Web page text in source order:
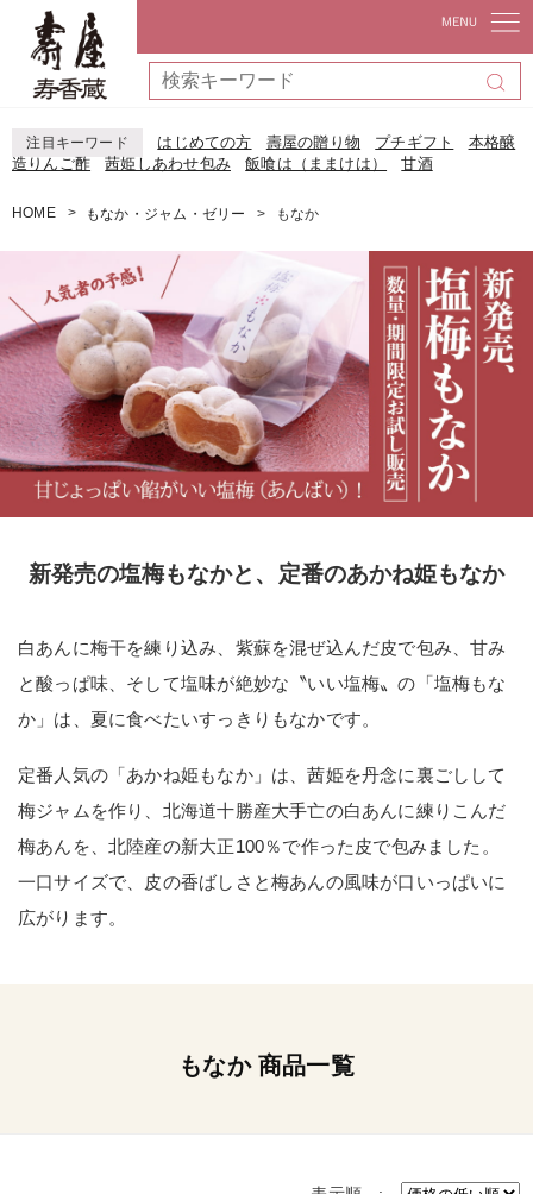
注目キーワード はじめての方 壽屋の贈り物 プチギフト
本格醸
造りんご酢
茜姫しあわせ包み 飯喰は（ままけは） 甘酒
HOME もなか・ジャム・ゼリー もなか
新発売の塩梅もなかと、定番のあかね姫もなか
白あんに梅干を練り込み、紫蘇を混ぜ込んだ皮で包み、甘み
と酸っぱ味、そして塩味が絶妙な〝いい塩梅〟の「塩梅もな
か」は、夏に食べたいすっきりもなかです。
定番人気の「あかね姫もなか」は、茜姫を丹念に裏ごしして
梅ジャムを作り、北海道十勝産大手亡の白あんに練りこんだ
梅あんを、北陸産の新大正100％で作った皮で包みました。
一口サイズで、皮の香ばしさと梅あんの風味が口いっぱいに
広がります。
もなか 商品一覧